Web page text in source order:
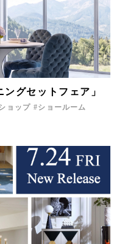
グセットフェア」
ョップ
ショールーム